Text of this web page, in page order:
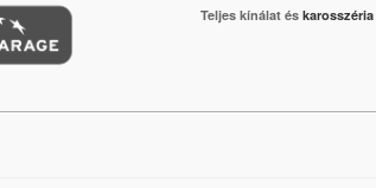
Teljes kínálat és